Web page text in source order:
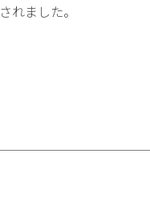
れました。